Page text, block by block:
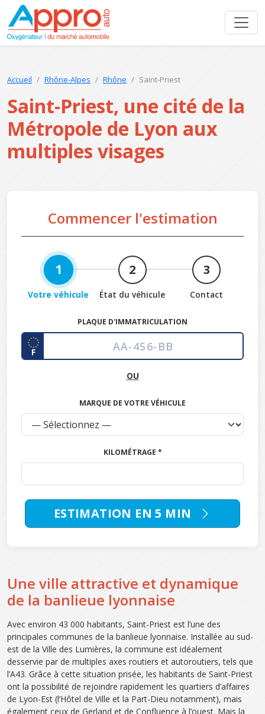
Accueil Rhône-Alpes Rhône Saint-Priest
Saint-Priest, une cité de la
Métropole de Lyon aux
multiples visages
Commencer l'estimation
1
Votre véhicule
2
État du véhicule
3
Contact
PLAQUE D'IMMATRICULATION
F
OU
MARQUE DE VOTRE VÉHICULE
KILOMÉTRAGE *
ESTIMATION EN 5 MIN
Une ville attractive et dynamique
de la banlieue lyonnaise
Avec environ 43 000 habitants, Saint-Priest est l’une des
principales communes de la banlieue lyonnaise. Installée au sud-
est de la Ville des Lumières, la commune est idéalement
desservie par de multiples axes routiers et autoroutiers, tels que
l’A43. Grâce à cette situation prisée, les habitants de Saint-Priest
ont la possibilité de rejoindre rapidement les quartiers d’affaires
de Lyon-Est (l’Hôtel de Ville et la Part-Dieu notamment), mais
également ceux de Gerland et de Confluence à l’ouest. Mais la